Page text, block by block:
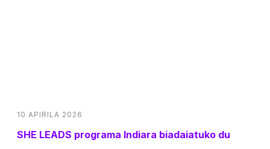
10 APIRILA 2026
SHE LEADS programa Indiara biadaiatuko du